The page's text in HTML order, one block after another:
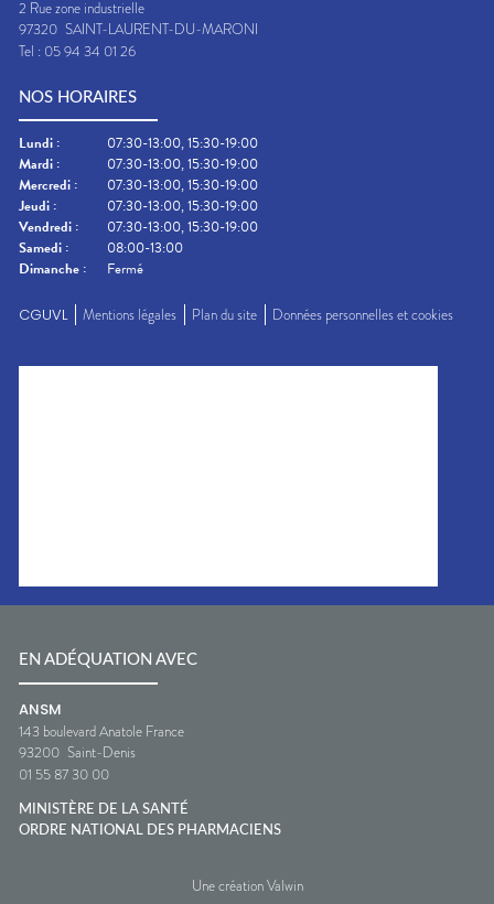
2 Rue zone industrielle
97320 SAINT-LAURENT-DU-MARONI
Tel : 05 94 34 01 26
NOS HORAIRES
Lundi :
07:30-13:00, 15:30-19:00
Mardi :
07:30-13:00, 15:30-19:00
Mercredi :
07:30-13:00, 15:30-19:00
Jeudi :
07:30-13:00, 15:30-19:00
Vendredi :
07:30-13:00, 15:30-19:00
Samedi :
08:00-13:00
Dimanche : Fermé
CGUVL Mentions légales Plan du site Données personnelles et cookies
EN ADÉQUATION AVEC
ANSM
143 boulevard Anatole France
93200 Saint-Denis
01 55 87 30 00
MINISTÈRE DE LA SANTÉ
ORDRE NATIONAL DES PHARMACIENS
Une création Valwin